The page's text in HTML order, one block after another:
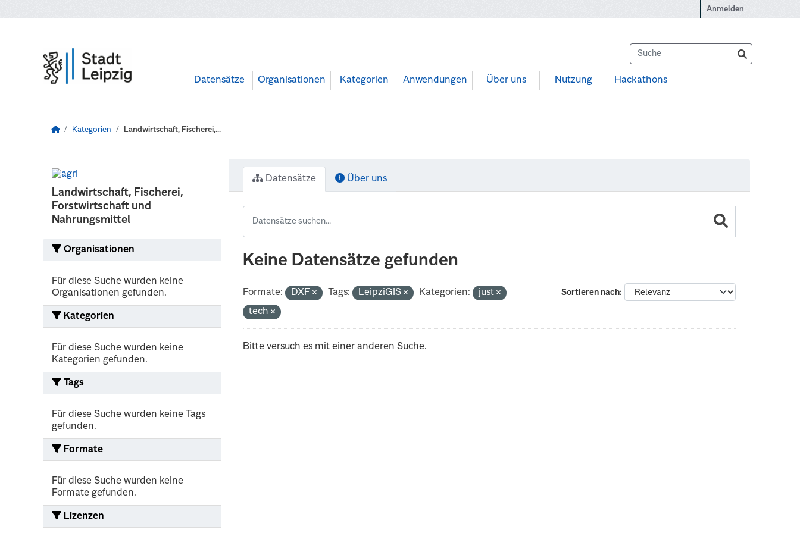
Anmelden
Datensätze Organisationen Kategorien Anwendungen Über uns Nutzung Hackathons
Kategorien Landwirtschaft, Fischerei,...
Landwirtschaft, Fischerei,
Forstwirtschaft und
Nahrungsmittel
Organisationen
Für diese Suche wurden keine
Organisationen gefunden.
Kategorien
Für diese Suche wurden keine
Kategorien gefunden.
Tags
Für diese Suche wurden keine Tags
gefunden.
Formate
Für diese Suche wurden keine
Formate gefunden.
Lizenzen
Datensätze Über uns
Keine Datensätze gefunden
Sortieren nach
Formate: DXF Tags: LeipziGIS Kategorien:
just
tech
Bitte versuch es mit einer anderen Suche.